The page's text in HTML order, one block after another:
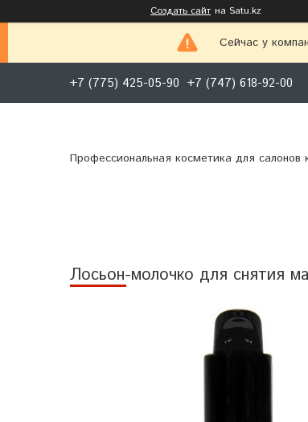
Создать сайт на Satu.kz
Сейчас у
+7 (775) 425-05-90 +7 (747) 618-92-00
Профессиональная косметика для салонов
Лосьон-молочко для снятия